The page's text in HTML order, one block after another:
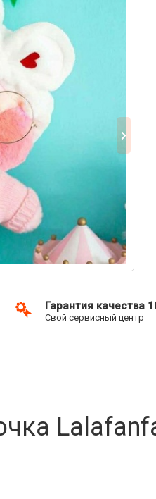
Гарантия качества
Свой сервисный центр